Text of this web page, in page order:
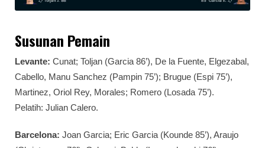
Susunan Pemain
Levante: Cunat; Toljan (Garcia 86’), De la Fuente, Elgezabal,
Cabello, Manu Sanchez (Pampin 75’); Brugue (Espi 75’),
Martinez, Oriol Rey, Morales; Romero (Losada 75’).
Pelatih: Julian Calero.
Barcelona: Joan Garcia; Eric Garcia (Kounde 85’), Araujo